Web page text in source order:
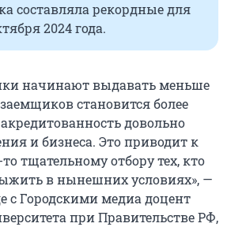
составляла рекордные для
2024 года.
начинают выдавать меньше
становится более
довольно
и бизнеса. Это приводит к
тщательному отбору тех, кто
в нынешних условиях», —
с Городскими медиа доцент
при Правительстве РФ,